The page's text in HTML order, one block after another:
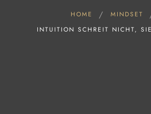
HOME
MINDSET
INTUITION SCHREIT NICHT,